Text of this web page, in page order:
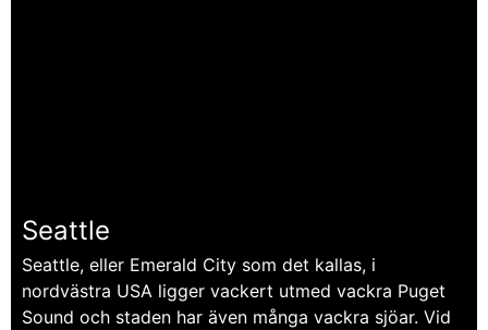
Seattle
Seattle, eller Emerald City som det kallas, i
nordvästra USA ligger vackert utmed vackra Puget
Sound och staden har även många vackra sjöar. Vid